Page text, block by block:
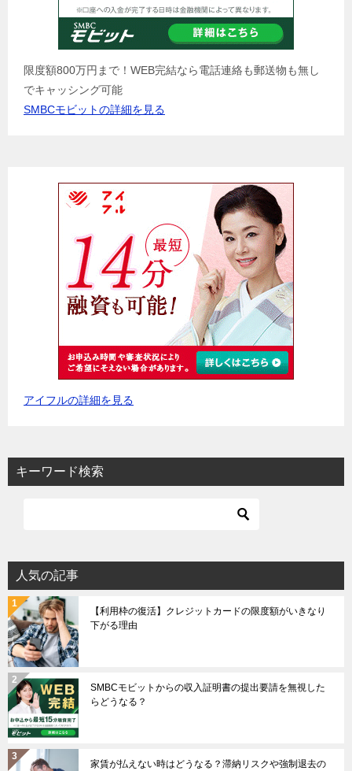
限度額800万円まで！WEB完結なら電話連絡も郵送物も無し
でキャッシング可能
SMBCモビットの詳細を見る
アイフルの詳細を見る
キーワード検索
人気の記事
【利用枠の復活】クレジットカードの限度額がいきなり
下がる理由
SMBCモビットからの収入証明書の提出要請を無視した
らどうなる？
家賃が払えない時はどうなる？滞納リスクや強制退去の